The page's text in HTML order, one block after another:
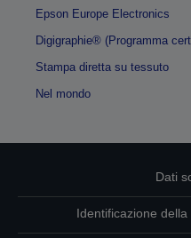
Epson Europe Electronics
Digigraphie® (Programma
Stampa diretta su tessuto
Nel mondo
Dati
Identificazione